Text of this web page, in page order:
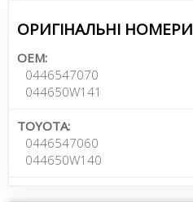
ОРИГІНАЛЬНІ НОМЕРИ
OEM:
0446547070
044650W141
TOYOTA:
0446547060
044650W140